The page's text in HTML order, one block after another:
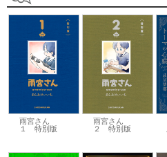
雨宮さん
１ 特別版
雨宮さん
２ 特別版